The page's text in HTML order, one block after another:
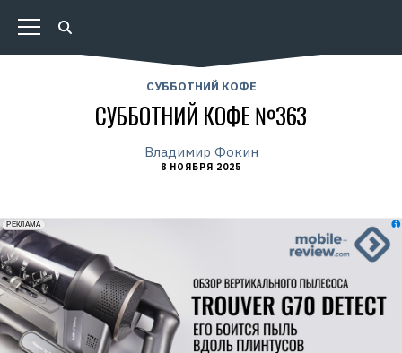
СУББОТНИЙ КОФЕ
СУББОТНИЙ КОФЕ №363
Владимир Фокин
8 НОЯБРЯ 2025
erid: 2VfnxxmNzs5
РЕКЛАМА